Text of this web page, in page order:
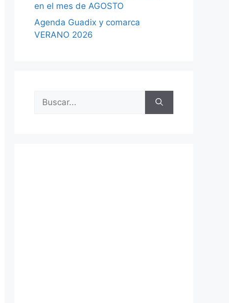
en el mes de AGOSTO
Agenda Guadix y comarca
VERANO 2026
Buscar: